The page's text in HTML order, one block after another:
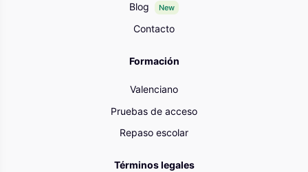
Blog
New
Contacto
Formación
Valenciano
Pruebas de acceso
Repaso escolar
Términos legales